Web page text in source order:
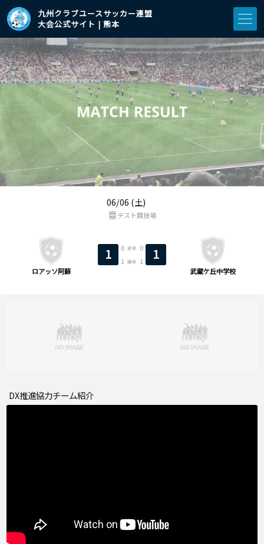
九州クラブユースサッカー連盟
大会公式サイト | 熊本
06/06 (土)
ロアッソ阿蘇
1 0 前半
0
1
後半 1 1
武蔵ケ丘中学校
テスト競技場
DX推進協力チーム紹介